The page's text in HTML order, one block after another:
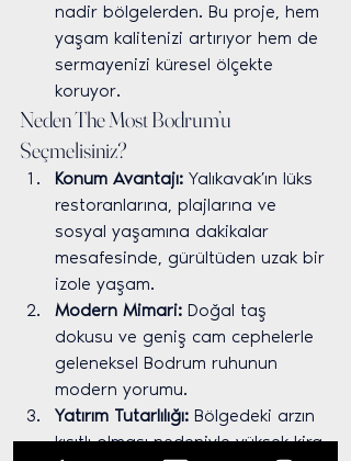
nadir bölgelerden. Bu proje, hem
yaşam kalitenizi artırıyor hem de
sermayenizi küresel ölçekte
koruyor.
Neden The Most Bodrum’u
Seçmelisiniz?
Konum Avantajı: Yalıkavak’ın lüks
restoranlarına, plajlarına ve
sosyal yaşamına dakikalar
mesafesinde, gürültüden uzak bir
izole yaşam.
Modern Mimari: Doğal taş
dokusu ve geniş cam cephelerle
geleneksel Bodrum ruhunun
modern yorumu.
Yatırım Tutarlılığı: Bölgedeki arzın
kısıtlı olması nedeniyle yüksek kira